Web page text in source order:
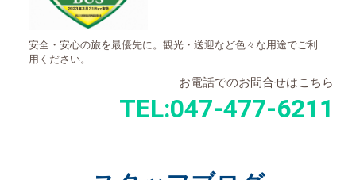
安全・安心の旅を最優先に。観光・送迎など色々な用途でご利
用ください。
お電話でのお問合せはこちら
TEL:047-477-6211